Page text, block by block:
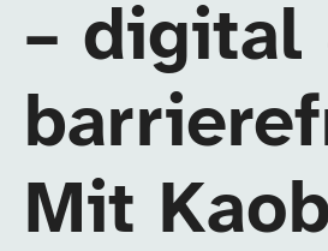
– digital
Mit